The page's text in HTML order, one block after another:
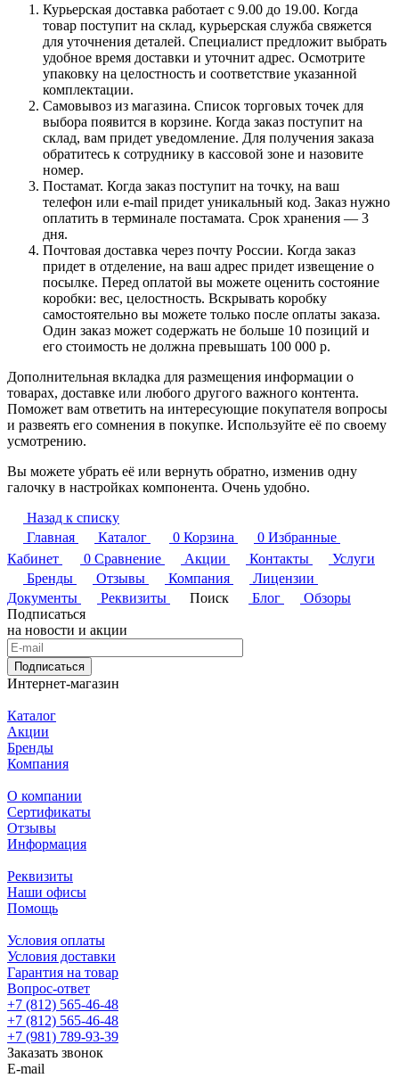
Курьерская доставка работает с 9.00 до 19.00. Когда
товар поступит на склад, курьерская служба свяжется
для уточнения деталей. Специалист предложит выбрать
удобное время доставки и уточнит адрес. Осмотрите
упаковку на целостность и соответствие указанной
комплектации.
Самовывоз из магазина. Список торговых точек для
выбора появится в корзине. Когда заказ поступит на
склад, вам придет уведомление. Для получения заказа
обратитесь к сотруднику в кассовой зоне и назовите
номер.
Постамат. Когда заказ поступит на точку, на ваш
телефон или e-mail придет уникальный код. Заказ нужно
оплатить в терминале постамата. Срок хранения — 3
дня.
Почтовая доставка через почту России. Когда заказ
придет в отделение, на ваш адрес придет извещение о
посылке. Перед оплатой вы можете оценить состояние
коробки: вес, целостность. Вскрывать коробку
самостоятельно вы можете только после оплаты заказа.
Один заказ может содержать не больше 10 позиций и
его стоимость не должна превышать 100 000 р.
Дополнительная вкладка для размещения информации о
товарах, доставке или любого другого важного контента.
Поможет вам ответить на интересующие покупателя вопросы
и развеять его сомнения в покупке. Используйте её по своему
усмотрению.
Вы можете убрать её или вернуть обратно, изменив одну
галочку в настройках компонента. Очень удобно.
Назад к списку
Главная
Каталог 0 Корзина 0 Избранные
Кабинет
0 Сравнение Акции Контакты
Услуги
Бренды
Отзывы Компания
Лицензии
Документы
Реквизиты Поиск Блог
Обзоры
Подписаться
на новости и акции
Подписаться
Интернет-магазин
Каталог
Акции
Бренды
Компания
О компании
Сертификаты
Отзывы
Информация
Реквизиты
Наши офисы
Помощь
Условия оплаты
Условия доставки
Гарантия на товар
Вопрос-ответ
+7 (812) 565-46-48
+7 (812) 565-46-48
+7 (981) 789-93-39
Заказать звонок
E-mail